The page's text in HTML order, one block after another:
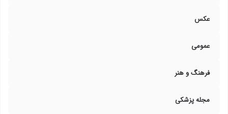
عکس
عمومی
فرهنگ و هنر
مجله پزشکی